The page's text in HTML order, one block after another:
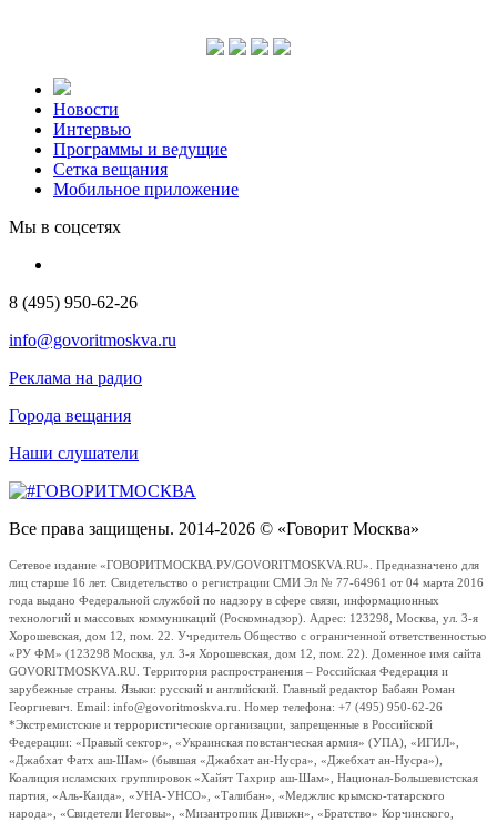
Новости
Интервью
Программы и ведущие
Сетка вещания
Мобильное приложение
Мы в соцсетях
8 (495) 950-62-26
info@govoritmoskva.ru
Реклама на радио
Города вещания
Наши слушатели
Все права защищены. 2014-2026 © «Говорит Москва»
Сетевое издание «ГОВОРИТМОСКВА.РУ/GOVORITMOSKVA.RU». Предназначено для
лиц старше 16 лет. Свидетельство о регистрации СМИ Эл № 77-64961 от 04 марта 2016
года выдано Федеральной службой по надзору в сфере связи, информационных
технологий и массовых коммуникаций (Роскомнадзор). Адрес: 123298, Москва, ул. 3-я
Хорошевская, дом 12, пом. 22. Учредитель Общество с ограниченной ответственностью
«РУ ФМ» (123298 Москва, ул. 3-я Хорошевская, дом 12, пом. 22). Доменное имя сайта
GOVORITMOSKVA.RU. Территория распространения – Российская Федерация и
зарубежные страны. Языки: русский и английский. Главный редактор Бабаян Роман
Георгиевич. Email: info@govoritmoskva.ru. Номер телефона: +7 (495) 950-62-26
*Экстремистские и террористические организации, запрещенные в Российской
Федерации: «Правый сектор», «Украинская повстанческая армия» (УПА), «ИГИЛ»,
«Джабхат Фатх аш-Шам» (бывшая «Джабхат ан-Нусра», «Джебхат ан-Нусра»),
Коалиция исламских группировок «Хайят Тахрир аш-Шам», Национал-Большевистская
партия, «Аль-Каида», «УНА-УНСО», «Талибан», «Меджлис крымско-татарского
народа», «Свидетели Иеговы», «Мизантропик Дивижн», «Братство» Корчинского,